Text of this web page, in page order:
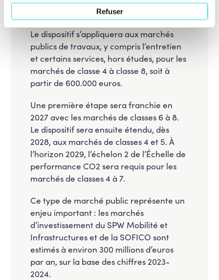
Refuser
manière réaliste et efficace.
Le dispositif s’appliquera aux marchés
publics de travaux, y compris l’entretien
et certains services, hors études, pour les
marchés de classe 4 à classe 8, soit à
partir de 600.000 euros.
Une première étape sera franchie en
2027 avec les marchés de classes 6 à 8.
Le dispositif sera ensuite étendu, dès
2028, aux marchés de classes 4 et 5. À
l’horizon 2029, l’échelon 2 de l’Échelle de
performance CO2 sera requis pour les
marchés de classes 4 à 7.
Ce type de marché public représente un
enjeu important : les marchés
d’investissement du SPW Mobilité et
Infrastructures et de la SOFICO sont
estimés à environ 300 millions d’euros
par an, sur la base des chiffres 2023-
2024.